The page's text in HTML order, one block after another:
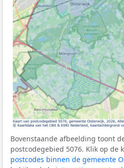
Bovenstaande afbeelding toont
postcodegebied 5076. Klik op de
postcodes binnen de gemeente